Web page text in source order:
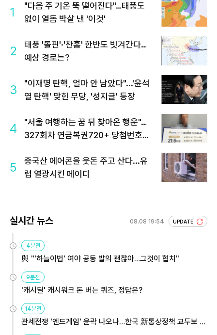
1
"다음 주 기온 뚝 떨어진다"…태풍도
없이 열돔 박살 낸 '이것'
2
태풍 '돌핀'·'찬홈' 한반도 빗겨간다…
예상 경로는?
3
"이재명 탄핵, 얼마 안 남았다"...'윤석
열 탄핵' 맞힌 무당, '성지글' 등장
4
"서울 여행하는 꿈 뒤 찾아온 행운"…
327회차 연금복권720+ 당첨번호조
5
중국산 에어콘을 웃돈 주고 산다...유
럽 열광시킨 메이디
실시간 뉴스 08.08 19:54 UPDATE
4분전
與 "'하늘이법' 여야 공동 발의 괜찮아…그것이 협치"
9분전
'캐시딜' 캐시워크 돈 버는 퀴즈, 정답은?
14분전
관세전쟁 '엔드게임' 윤곽 나오나…한국 新통상정책 교두보 활
용해야